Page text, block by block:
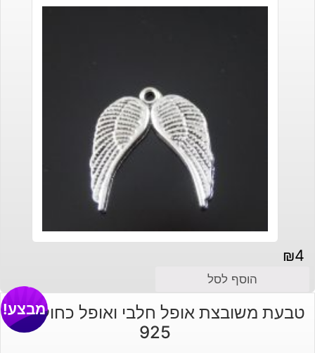
₪4
הוסף לסל
טבעת משובצת אופל חלבי ואופל כחול כסף
925
מבצע!